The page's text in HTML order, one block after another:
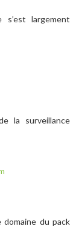
s’est largement
la surveillance
du pack